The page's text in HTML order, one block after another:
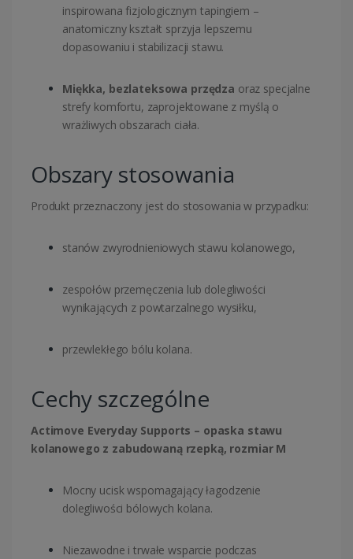
inspirowana fizjologicznym tapingiem –
anatomiczny kształt sprzyja lepszemu
dopasowaniu i stabilizacji stawu.
Miękka, bezlateksowa przędza oraz specjalne
strefy komfortu, zaprojektowane z myślą o
wrażliwych obszarach ciała.
Obszary stosowania
Produkt przeznaczony jest do stosowania w przypadku:
stanów zwyrodnieniowych stawu kolanowego,
zespołów przemęczenia lub dolegliwości
wynikających z powtarzalnego wysiłku,
przewlekłego bólu kolana.
Cechy szczególne
Actimove Everyday Supports – opaska stawu
kolanowego z zabudowaną rzepką, rozmiar M
Mocny ucisk wspomagający łagodzenie
dolegliwości bólowych kolana.
Niezawodne i trwałe wsparcie podczas